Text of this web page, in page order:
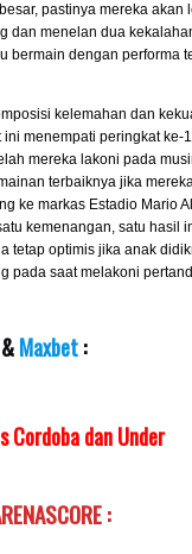
pastinya mereka
dan menelan dua
bermain dengan
kelemahan dan
menempati peringkat
mereka lakoni pada
terbaiknya jika
ke markas Estadio Mario
kemenangan, satu
tetap optimis jika anak
pada saat melakoni
&Maxbet:
Cordoba dan Under
: